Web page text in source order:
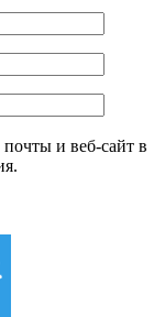
и веб-сайт в